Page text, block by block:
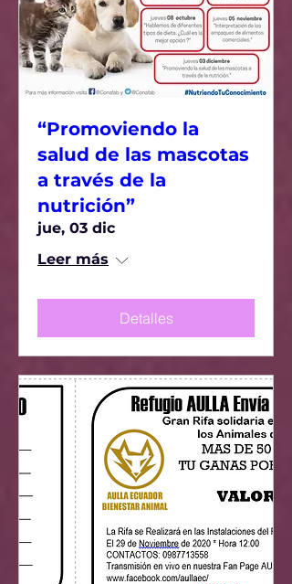
“Promoviendo la
salud de las mascotas
a través de la
nutrición”
jue, 03 dic
Leer más
Detalles